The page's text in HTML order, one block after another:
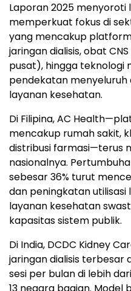
Laporan 2025
memperkuat fokus di
yang mencakup
jaringan dialisis, obat
pusat), hingga
pendekatan menyeluruh
layanan kesehatan.
Di Filipina, AC
mencakup rumah sakit,
distribusi farmasi—terus
nasionalnya.
sebesar 36% turut
dan peningkatan
layanan kesehatan
kapasitas sistem publik.
Di India, DCDC Kidney
jaringan dialisis terbesar
sesi per bulan di lebih